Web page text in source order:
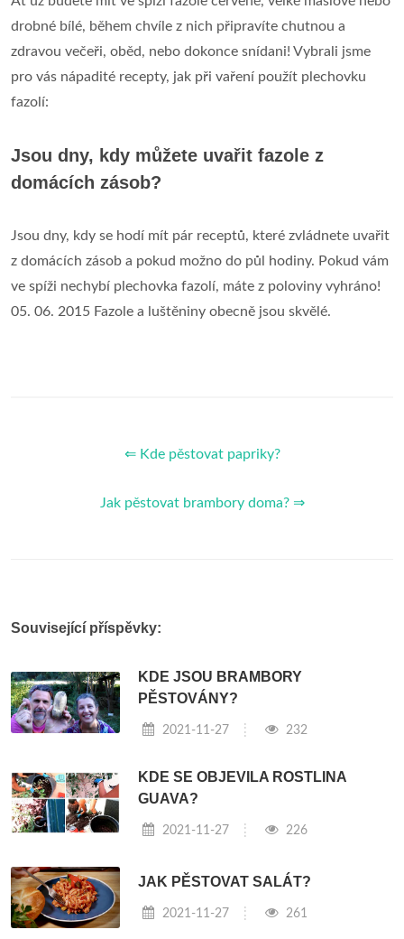
drobné bílé, během chvíle z nich připravíte chutnou a
zdravou večeři, oběd, nebo dokonce snídani! Vybrali jsme
pro vás nápadité recepty, jak při vaření použít plechovku
fazolí:
Jsou dny, kdy můžete uvařit fazole z
domácích zásob?
Jsou dny, kdy se hodí mít pár receptů, které zvládnete uvařit
z domácích zásob a pokud možno do půl hodiny. Pokud vám
ve spíži nechybí plechovka fazolí, máte z poloviny vyhráno!
05. 06. 2015 Fazole a luštěniny obecně jsou skvělé.
⇐ Kde pěstovat papriky?
Jak pěstovat brambory doma? ⇒
Související příspěvky:
KDE JSOU BRAMBORY
PĚSTOVÁNY?
2021-11-27 232
KDE SE OBJEVILA ROSTLINA
GUAVA?
2021-11-27 226
JAK PĚSTOVAT SALÁT?
2021-11-27 261